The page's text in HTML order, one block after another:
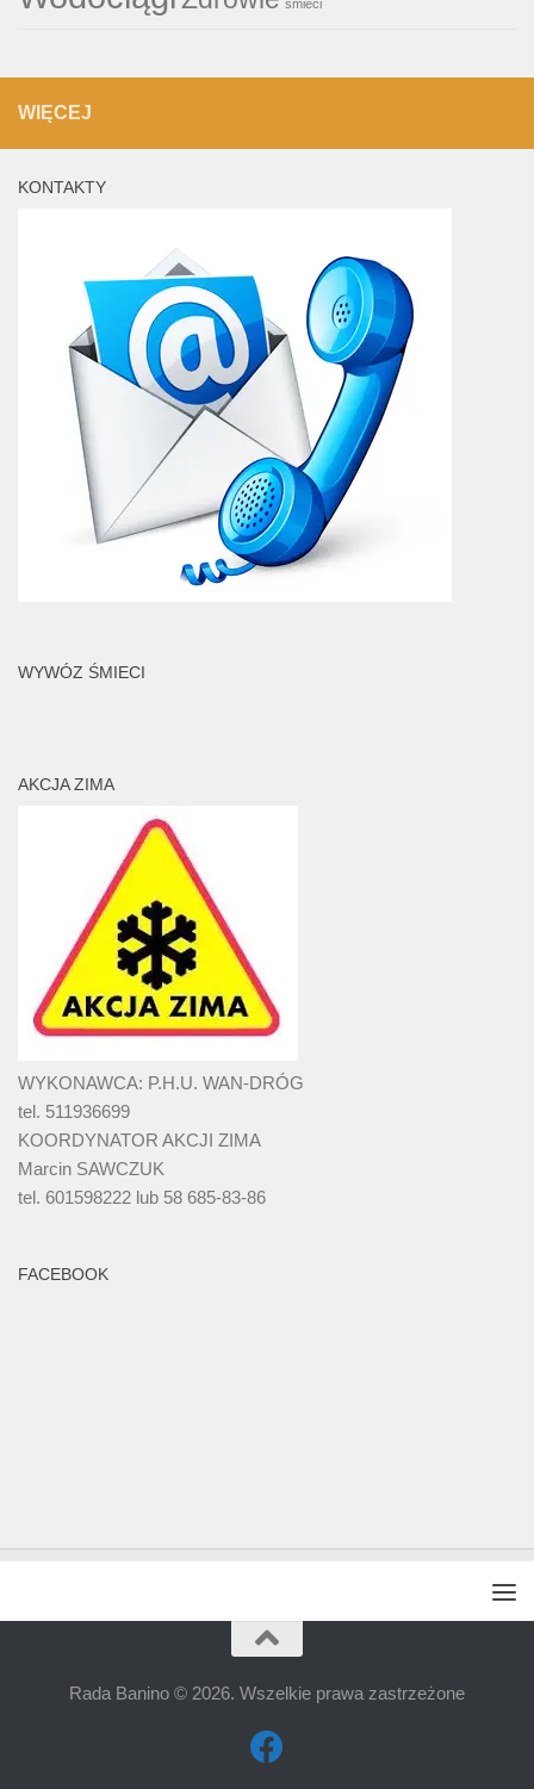
śmieci
WIĘCEJ
KONTAKTY
WYWÓZ ŚMIECI
AKCJA ZIMA
WYKONAWCA: P.H.U. WAN-DRÓG
tel. 511936699
KOORDYNATOR AKCJI ZIMA
Marcin SAWCZUK
tel. 601598222 lub 58 685-83-86
FACEBOOK
Rada Banino © 2026. Wszelkie prawa zastrzeżone